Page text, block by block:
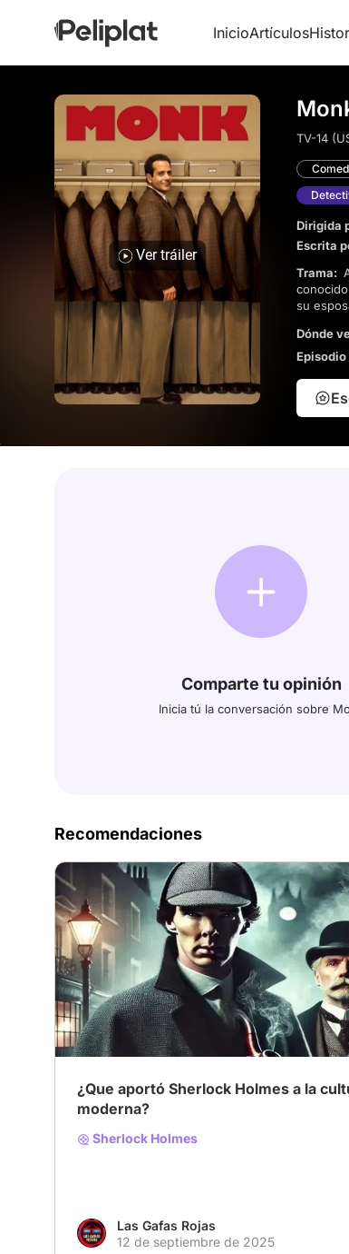
InicioArtículos
Ver tráiler
TV-14
Dirigida
Escrita
Trama:
su
Dónde
Comparte tu opinión
Inicia tú la conversación sobre
Recomendaciones
¿Que aportó Sherlock Holmes a la
moderna?
Sherlock Holmes
Las Gafas Rojas
12 de septiembre de 2025